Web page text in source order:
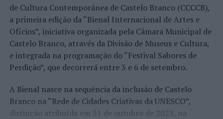
realizado em território nacional. Nuno Borges, Jaime
Faria, Henrique Rocha, Frederico Ferreira Silva, Tiago
Pereira e Tiago Torres integraram o quadro principal,
beneficiando, de igual modo, da reorganização dos wild
cards após as entradas diretas de alguns jogadores.
Entre os portugueses, Tiago Torres e Jaime Faria
protagonizaram as melhores campanhas da edição,
ambos alcançando os quartos de final. Torres assinou
um dos resultados mais marcantes do torneio ao
de Cultura Contemporânea de Castelo Branco (CCCCB),
a primeira edição da “Bienal Internacional de Artes e
Ofícios”, iniciativa organizada pela Câmara Municipal de
Castelo Branco, através da Divisão de Museus e Cultura,
e integrada na programação do “Festival Sabores de
Perdição”, que decorrerá entre 3 e 6 de setembro.
A Bienal nasce na sequência da inclusão de Castelo
Branco na “Rede de Cidades Criativas da UNESCO”,
distinção atribuída em 31 de outubro de 2023, na